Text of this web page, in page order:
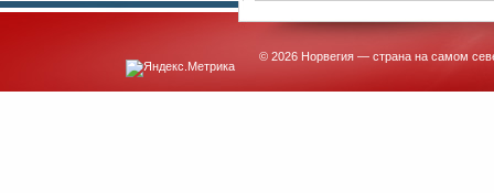
© 2026 Норвегия — страна на самом